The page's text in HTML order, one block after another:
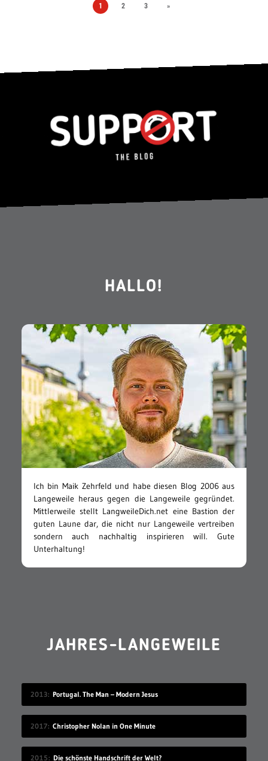
1 2 3 »
HALLO!
Ich bin Maik Zehrfeld und habe diesen Blog 2006 aus
Langeweile heraus gegen die Langeweile gegründet.
Mittlerweile stellt LangweileDich.net eine Bastion der
guten Laune dar, die nicht nur Langeweile vertreiben
sondern auch nachhaltig inspirieren will. Gute
Unterhaltung!
JAHRES-LANGEWEILE
2013 Portugal. The Man – Modern Jesus
2017 Christopher Nolan in One Minute
2015 Die schönste Handschrift der Welt?